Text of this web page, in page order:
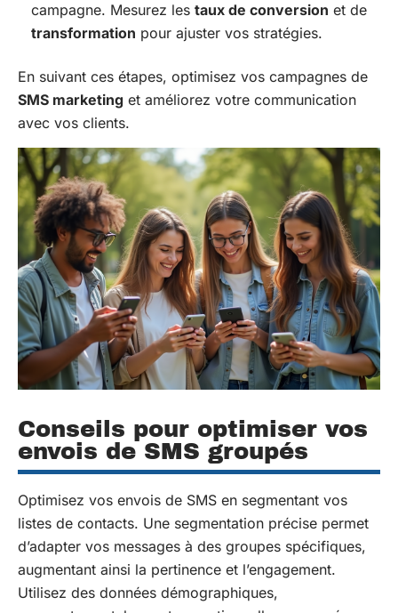
campagne. Mesurez les taux de conversion et de
transformation pour ajuster vos stratégies.
En suivant ces étapes, optimisez vos campagnes de
SMS marketing et améliorez votre communication
avec vos clients.
Conseils pour optimiser vos
envois de SMS groupés
Optimisez vos envois de SMS en segmentant vos
listes de contacts. Une segmentation précise permet
d’adapter vos messages à des groupes spécifiques,
augmentant ainsi la pertinence et l’engagement.
Utilisez des données démographiques,